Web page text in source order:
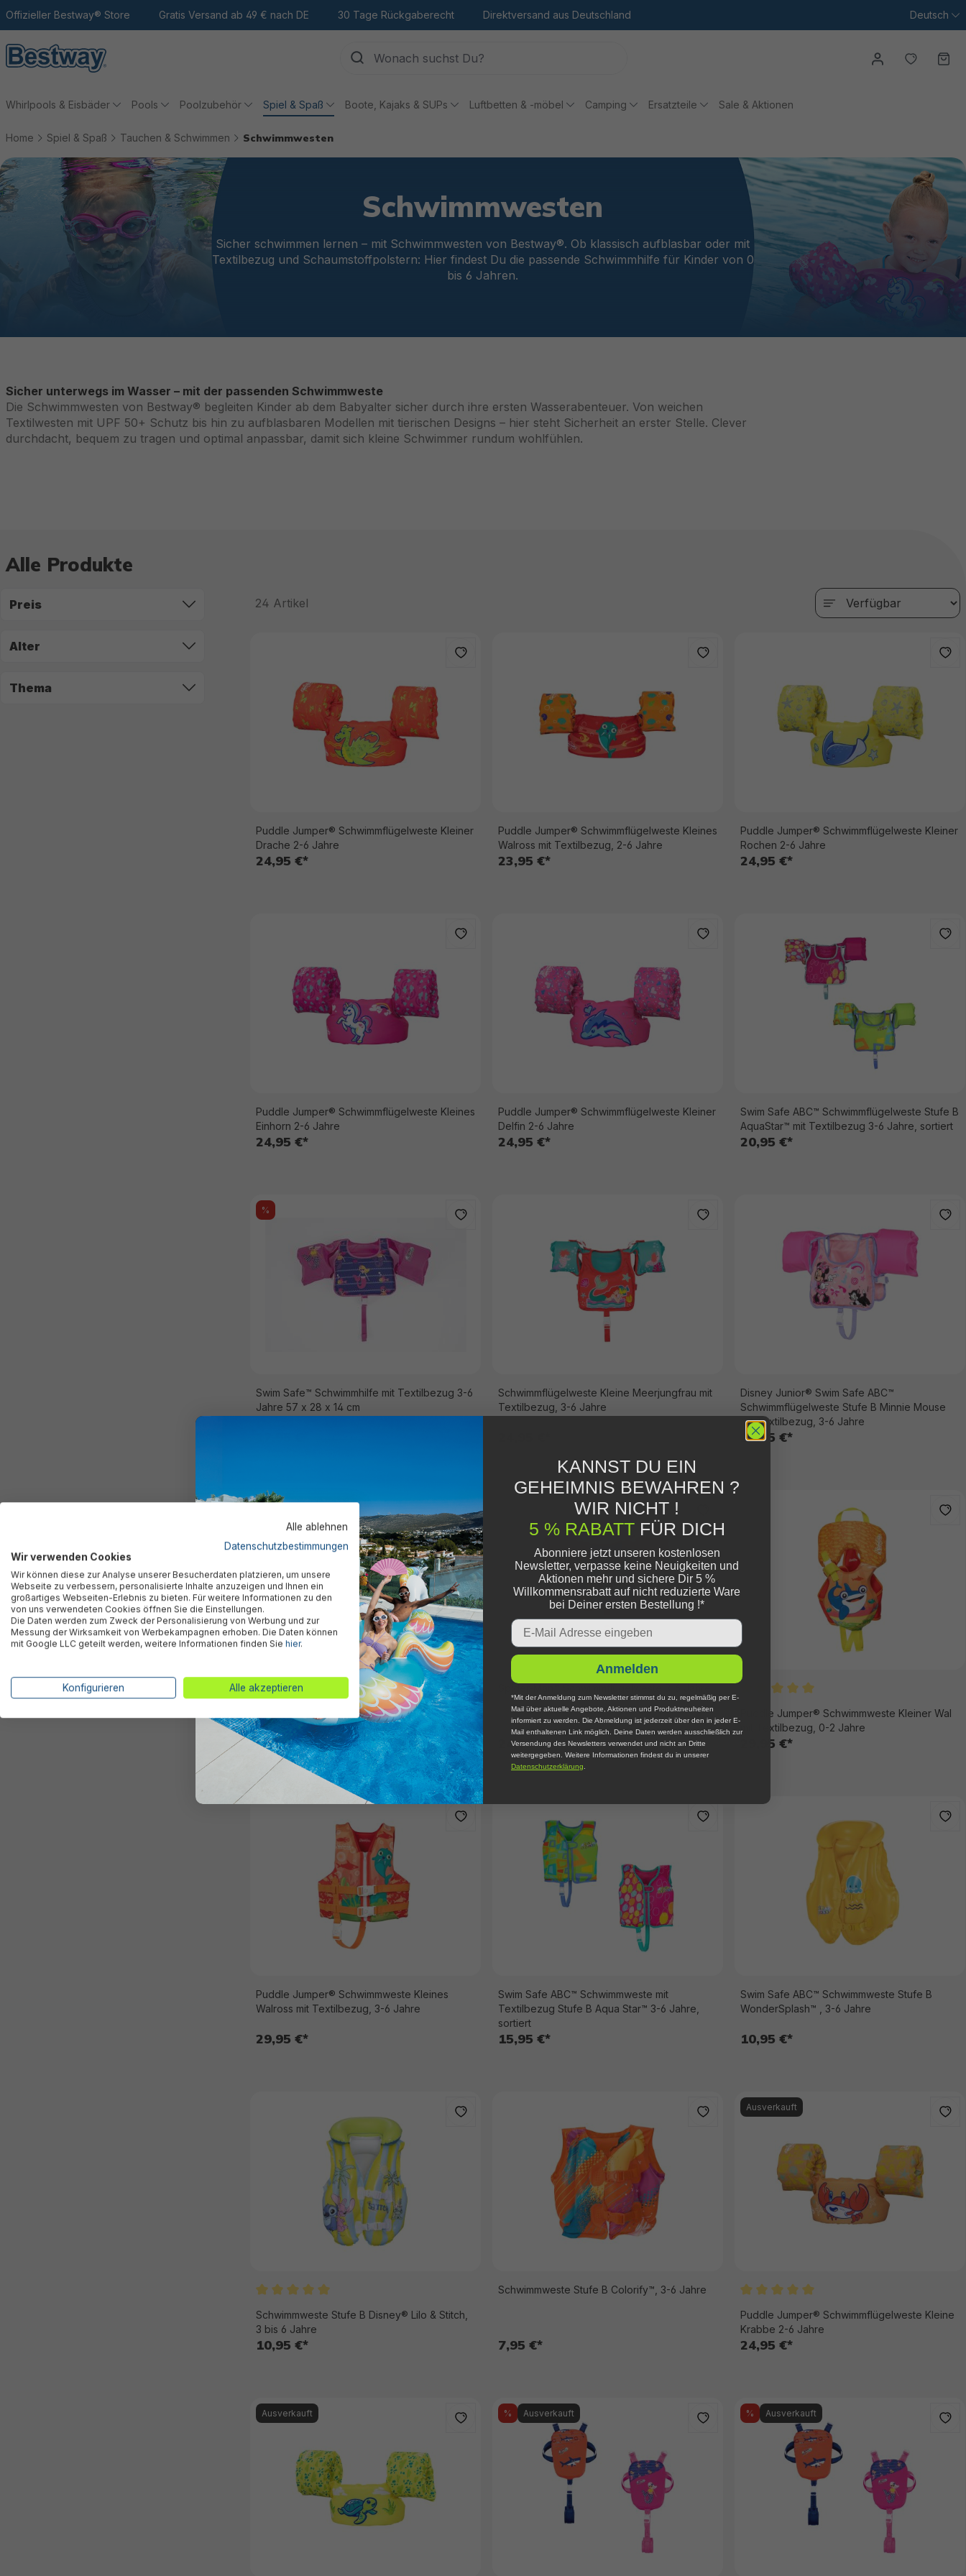
Hauptinhalt
Zur Suche
Zur Hauptnavigation
Offizieller Bestway® Store Gratis Versand ab 49 € nach DE 30 Tage Rückgaberecht Direktversand aus Deutschland Deutsch
Du
Whirlpools & Eisbäder Pools Poolzubehör Spiel & Spaß Boote, Kajaks & SUPs Luftbetten & -möbel Camping Ersatzteile Sale & Aktionen
Home Spiel & Spaß Tauchen & Schwimmen Schwimmwesten
Schwimmwesten
Sicher schwimmen lernen – mit Schwimmwesten von Bestway®. Ob klassisch aufblasbar oder mit
Textilbezug und Schaumstoffpolstern: Hier findest Du die passende Schwimmhilfe für Kinder von 0
bis 6 Jahren.
Sicher unterwegs im Wasser – mit der passenden Schwimmweste
Die Schwimmwesten von Bestway® begleiten Kinder ab dem Babyalter sicher durch ihre ersten Wasserabenteuer. Von weichen
Textilwesten mit UPF 50+ Schutz bis hin zu aufblasbaren Modellen mit tierischen Designs – hier steht Sicherheit an erster Stelle. Clever
durchdacht, bequem zu tragen und optimal anpassbar, damit sich kleine Schwimmer rundum wohlfühlen.
Alle Produkte
Alter
Thema
Preis 24 Artikel
Puddle Jumper® Schwimmflügelweste Kleiner
Drache 2-6 Jahre
24,95 €*
Puddle Jumper® Schwimmflügelweste Kleines
Walross mit Textilbezug, 2-6 Jahre
23,95 €*
Puddle Jumper® Schwimmflügelweste Kleiner
Rochen 2-6 Jahre
24,95 €*
Puddle Jumper® Schwimmflügelweste Kleines
Einhorn 2-6 Jahre
24,95 €*
Puddle Jumper® Schwimmflügelweste Kleiner
Delfin 2-6 Jahre
24,95 €*
Swim Safe ABC™ Schwimmflügelweste Stufe B
AquaStar™ mit Textilbezug 3-6 Jahre, sortiert
20,95 €*
%
Swim Safe™ Schwimmhilfe mit Textilbezug 3-6
Jahre 57 x 28 x 14 cm
Schwimmflügelweste Kleine Meerjungfrau mit
Textilbezug, 3-6 Jahre
Disney Junior® Swim Safe ABC™
Schwimmflügelweste Stufe B Minnie Mouse
mit Textilbezug, 3-6 Jahre
24,95 €*
Disney Junior® Swim Safe ABC™
Schwimmflügelweste Stufe B Mickey &
Friends mit Textilbezug, 3-6 Jahre
24,95 €* 24,95 €*
Puddle Jumper® Schwimmweste Kleiner Wal
mit Textilbezug, 0-2 Jahre
29,95 €*
Puddle Jumper® Schwimmweste Kleines
Walross mit Textilbezug, 3-6 Jahre
29,95 €*
Swim Safe ABC™ Schwimmweste mit
Textilbezug Stufe B Aqua Star™ 3-6 Jahre,
sortiert
15,95 €*
Swim Safe ABC™ Schwimmweste Stufe B
WonderSplash™ , 3-6 Jahre
10,95 €*
Schwimmweste Stufe B Disney® Lilo & Stitch,
3 bis 6 Jahre
10,95 €*
Schwimmweste Stufe B Colorify™, 3-6 Jahre
7,95 €*
Ausverkauft
Puddle Jumper® Schwimmflügelweste Kleine
Krabbe 2-6 Jahre
24,95 €*
Ausverkauft % Ausverkauft % Ausverkauft
Alle ablehnen
Datenschutzbestimmungen
Wir verwenden Cookies
Wir können diese zur Analyse unserer Besucherdaten platzieren, um unsere
Webseite zu verbessern, personalisierte Inhalte anzuzeigen und Ihnen ein
großartiges Webseiten-Erlebnis zu bieten. Für weitere Informationen zu den
von uns verwendeten Cookies öffnen Sie die Einstellungen.
Die Daten werden zum Zweck der Personalisierung von Werbung und zur
Messung der Wirksamkeit von Werbekampagnen erhoben. Die Daten können
mit Google LLC geteilt werden, weitere Informationen finden Sie hier.
Konfigurieren Alle akzeptieren
KANNST DU EIN
GEHEIMNIS BEWAHREN ?
WIR NICHT !
5 % RABATTFÜR DICH
Abonniere jetzt unseren kostenlosen
Newsletter, verpasse keine Neuigkeiten und
Aktionen mehr und sichere Dir 5 %
Willkommensrabatt auf nicht reduzierte Ware
bei Deiner ersten Bestellung !*
Email
Anmelden
*Mit der Anmeldung zum Newsletter stimmst du zu, regelmäßig per E-
Mail über aktuelle Angebote, Aktionen und Produktneuheiten
informiert zu werden. Die Abmeldung ist jederzeit über den in jeder E-
Mail enthaltenen Link möglich. Deine Daten werden ausschließlich zur
Versendung des Newsletters verwendet und nicht an Dritte
weitergegeben. Weitere Informationen findest du in unserer
Datenschutzerklärung